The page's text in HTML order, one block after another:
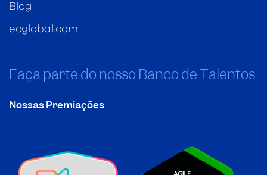
Blog
ecglobal.com
Faça parte do nosso Banco de Talentos
Nossas Premiações